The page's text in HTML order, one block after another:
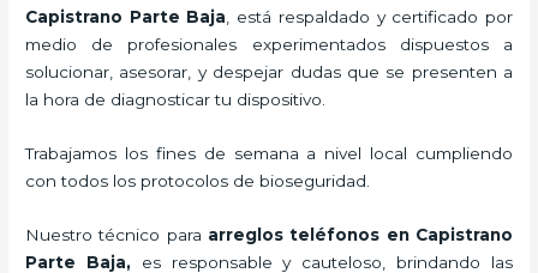
Capistrano Parte Baja , está respaldado y certificado por
medio de profesionales experimentados dispuestos a
solucionar, asesorar, y despejar dudas que se presenten a
la hora de diagnosticar tu dispositivo.
Trabajamos los fines de semana a nivel local cumpliendo
con todos los protocolos de bioseguridad.
Nuestro técnico para arreglos teléfonos en Capistrano
Parte Baja, es responsable y cauteloso, brindando las